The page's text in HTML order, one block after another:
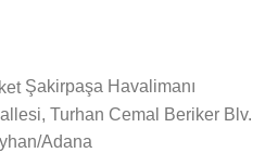
Şakirpaşa Havalimanı
Turhan Cemal Beriker Blv.
Adana